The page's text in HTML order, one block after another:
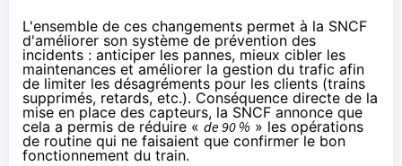
L'ensemble de ces changements permet à la SNCF
d'améliorer son système de prévention des
incidents : anticiper les pannes, mieux cibler les
maintenances et améliorer la gestion du trafic afin
de limiter les désagréments pour les clients (trains
supprimés, retards, etc.). Conséquence directe de la
mise en place des capteurs, la SNCF annonce que
cela a permis de réduire « de 90 % » les opérations
de routine qui ne faisaient que confirmer le bon
fonctionnement du train.